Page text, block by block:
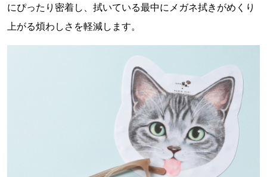
にぴったり密着し、拭いている最中にメガネ拭きがめくり
上がる煩わしさを軽減します。